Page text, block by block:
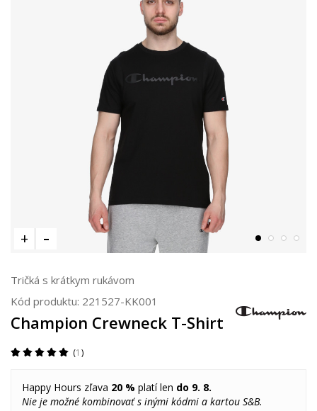
Tričká s krátkym rukávom
Kód produktu: 221527-KK001
Champion Crewneck T-Shirt
1
Happy Hours zľava 20 % platí len do 9. 8.
Nie je možné kombinovať s inými kódmi a kartou S&B.